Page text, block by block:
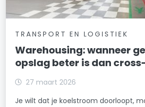
TRANSPORT EN LOGISTIEK
Warehousing: wanneer
opslag beter is dan
27 maart 2026
Je wilt dat je koelstroom doorloopt,